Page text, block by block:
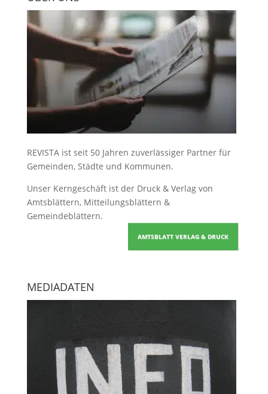
REVISTA ist seit 50 Jahren zuverlässiger Partner für
Gemeinden, Städte und Kommunen.
Unser Kerngeschäft ist der Druck & Verlag von
Amtsblättern, Mitteilungsblättern &
Gemeindeblättern.
AMTSBLATT VERLAG & DRUCK
MEDIADATEN